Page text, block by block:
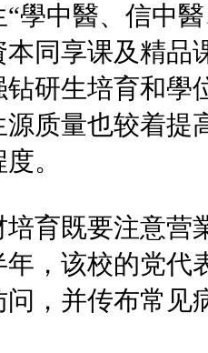
學中醫、信中
同享课及精品
研生培育和學
质量也较着提
。
既要注意营
，该校的党代
，并传布常见